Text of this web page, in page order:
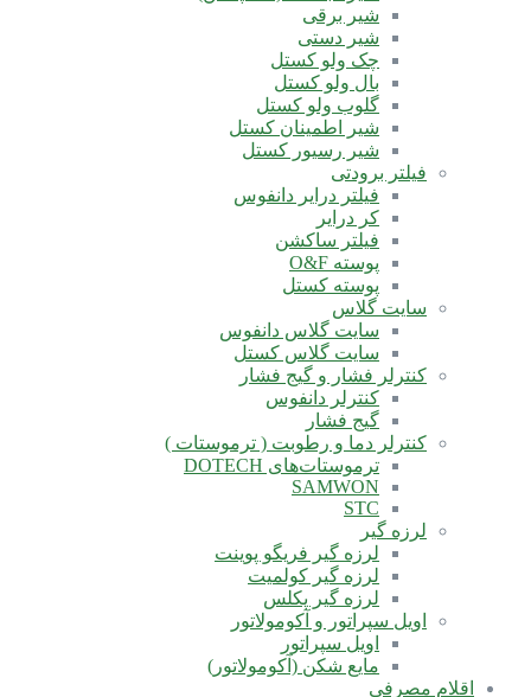
شیر برقی
شیر دستی
چک ولو کستل
بال ولو کستل
گلوب ولو کستل
شیر اطمینان کستل
شیر رسیور کستل
فیلتر برودتی
فیلتر درایر دانفوس
کر درایر
فیلتر ساکشن
پوسته O&F
پوسته کستل
سایت گلاس
سایت گلاس دانفوس
سایت گلاس کستل
کنترلر فشار و گیج فشار
کنترلر دانفوس
گیج فشار
کنترلر دما و رطوبت ( ترموستات )
ترموستات‌های DOTECH
SAMWON
STC
لرزه گیر
لرزه گیر فریگو پوینت
لرزه گیر کولمیت
لرزه گیر پکلس
اویل سپراتور و آکومولاتور
اویل سپراتور
مایع شکن (آکومولاتور)
اقلام مصرفی